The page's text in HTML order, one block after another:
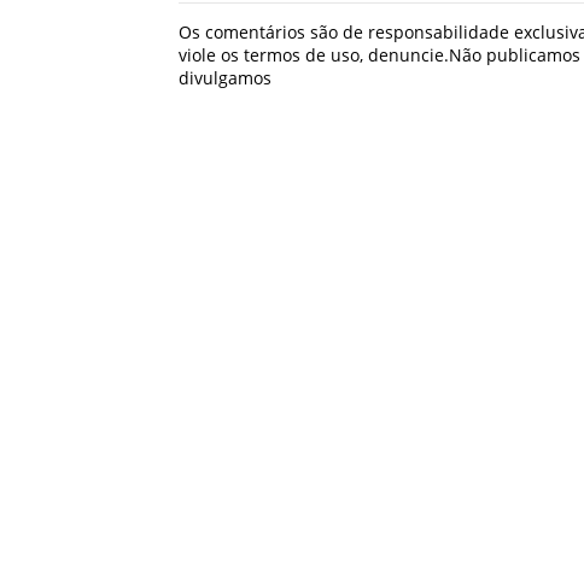
Os comentários são de responsabilidade
viole os termos de uso, denuncie.Não
divulgamos